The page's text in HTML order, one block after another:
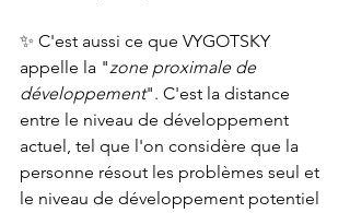
✨ C'est aussi ce que VYGOTSKY
appelle la "zone proximale de
développement". C'est la distance
entre le niveau de développement
actuel, tel que l'on considère que la
personne résout les problèmes seul et
le niveau de développement potentiel